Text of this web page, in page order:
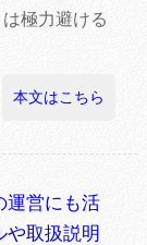
極力避ける
本文はこちら
運営にも活
や取扱説明